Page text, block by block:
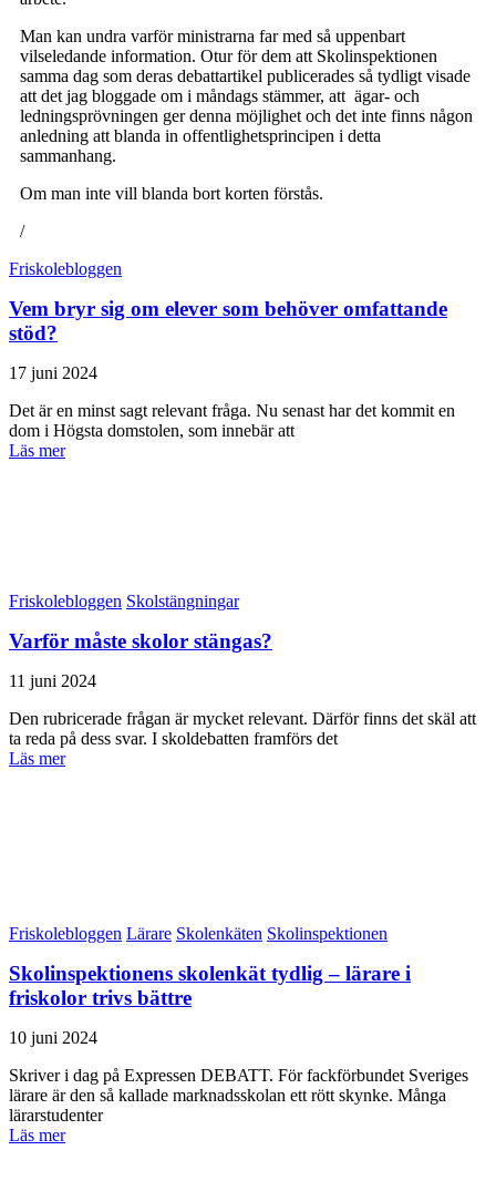
Man kan undra varför ministrarna far med så uppenbart
vilseledande information. Otur för dem att Skolinspektionen
samma dag som deras debattartikel publicerades så tydligt visade
att det jag bloggade om i måndags stämmer, att ägar- och
ledningsprövningen ger denna möjlighet och det inte finns någon
anledning att blanda in offentlighetsprincipen i detta
sammanhang.
Om man inte vill blanda bort korten förstås.
/
Friskolebloggen
Vem bryr sig om elever som behöver omfattande
stöd?
17 juni 2024
Det är en minst sagt relevant fråga. Nu senast har det kommit en
dom i Högsta domstolen, som innebär att
Läs mer
Friskolebloggen Skolstängningar
Varför måste skolor stängas?
11 juni 2024
Den rubricerade frågan är mycket relevant. Därför finns det skäl att
ta reda på dess svar. I skoldebatten framförs det
Läs mer
Friskolebloggen Lärare Skolenkäten Skolinspektionen
Skolinspektionens skolenkät tydlig – lärare i
friskolor trivs bättre
10 juni 2024
Skriver i dag på Expressen DEBATT. För fackförbundet Sveriges
lärare är den så kallade marknadsskolan ett rött skynke. Många
lärarstudenter
Läs mer